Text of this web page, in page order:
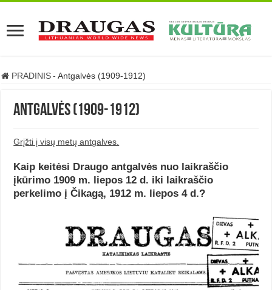
PRADINIS - Antgalvės (1909-1912)
Antgalvės (1909-1912)
Grįžti į visų metų antgalves.
Kaip keitėsi Draugo antgalvės nuo laikraščio
įkūrimo 1909 m. liepos 12 d. iki laikraščio
perkelimo į Čikagą, 1912 m. liepos 4 d.?